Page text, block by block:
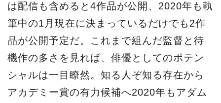
は配信も含めると4作品が公開、2020年も執
筆中の1月現在に決まっているだけでも2作
品が公開予定だ。これまで組んだ監督と待
機作の多さを見れば、俳優としてのポテン
シャルは一目瞭然。知る人ぞ知る存在から
アカデミー賞の有力候補へ2020年もアダム